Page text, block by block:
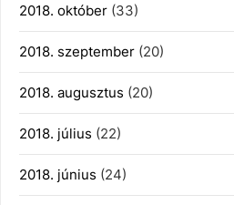
2018. október (33)
2018. szeptember (20)
2018. augusztus (20)
2018. július (22)
2018. június (24)